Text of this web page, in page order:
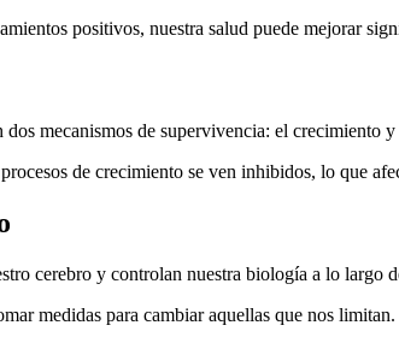
positivos, nuestra salud puede mejorar
mecanismos de supervivencia: el crecimiento
de crecimiento se ven inhibidos, lo que
cerebro y controlan nuestra biología a lo largo
medidas para cambiar aquellas que nos limitan.